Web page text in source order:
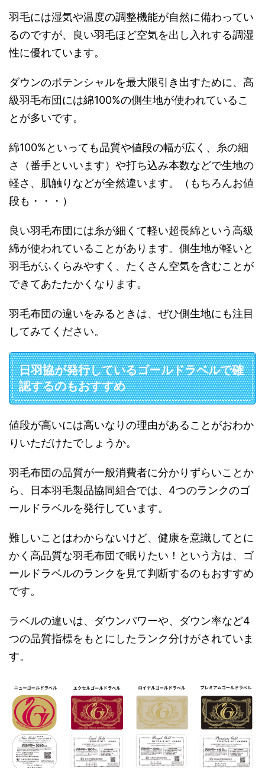
羽毛には湿気や温度の調整機能が自然に備わってい
るのですが、良い羽毛ほど空気を出し入れする調湿
性に優れています。
ダウンのポテンシャルを最大限引き出すために、高
級羽毛布団には綿100%の側生地が使われているこ
とが多いです。
綿100%といっても品質や値段の幅が広く、糸の細
さ（番手といいます）や打ち込み本数などで生地の
軽さ、肌触りなどが全然違います。（もちろんお値
段も・・・）
良い羽毛布団には糸が細くて軽い超長綿という高級
綿が使われていることがあります。側生地が軽いと
羽毛がふくらみやすく、たくさん空気を含むことが
できてあたたかくなります。
羽毛布団の違いをみるときは、ぜひ側生地にも注目
してみてください。
日羽協が発行しているゴールドラベルで確
認するのもおすすめ
値段が高いには高いなりの理由があることがおわか
りいただけたでしょうか。
羽毛布団の品質が一般消費者に分かりずらいことか
ら、日本羽毛製品協同組合では、4つのランクのゴ
ールドラベルを発行しています。
難しいことはわからないけど、健康を意識してとに
かく高品質な羽毛布団で眠りたい！という方は、ゴ
ールドラベルのランクを見て判断するのもおすすめ
です。
ラベルの違いは、ダウンパワーや、ダウン率など4
つの品質指標をもとにしたランク分けがされていま
す。